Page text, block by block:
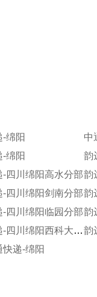
绵阳
中
绵阳
韵
-四川绵阳高水分部韵
-四川绵阳剑南分部韵
-四川绵阳临园分部韵
韵达快递-四川绵阳西科大分部韵
递-绵阳